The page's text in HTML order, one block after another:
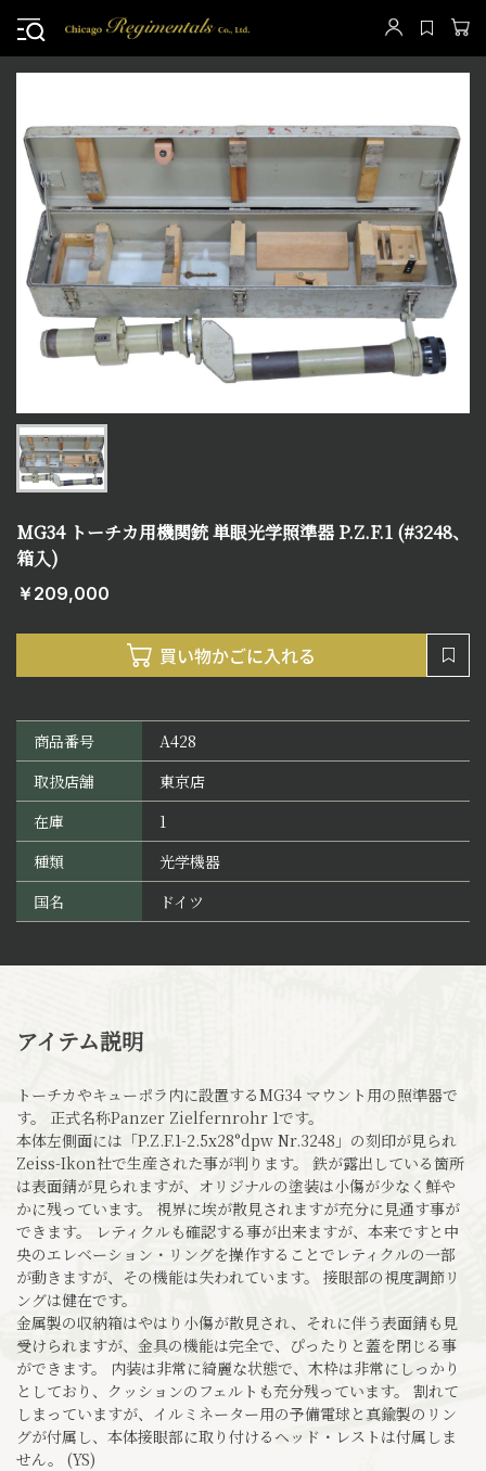
MG34 トーチカ用機関銃 単眼光学照準器 P.Z.F.1 (#3248、
箱入)
￥209,000
商品番号
A428
取扱店舗
東京店
在庫
1
種類
光学機器
国名
ドイツ
アイテム説明
トーチカやキューポラ内に設置するMG34 マウント用の照準器で
す。 正式名称Panzer Zielfernrohr 1です。
本体左側面には「P.Z.F.1-2.5x28°dpw Nr.3248」の刻印が見られ
Zeiss-Ikon社で生産された事が判ります。 鉄が露出している箇所
は表面錆が見られますが、オリジナルの塗装は小傷が少なく鮮や
かに残っています。 視界に埃が散見されますが充分に見通す事が
できます。 レティクルも確認する事が出来ますが、本来ですと中
央のエレベーション・リングを操作することでレティクルの一部
が動きますが、その機能は失われています。 接眼部の視度調節リ
ングは健在です。
金属製の収納箱はやはり小傷が散見され、それに伴う表面錆も見
受けられますが、金具の機能は完全で、ぴったりと蓋を閉じる事
ができます。 内装は非常に綺麗な状態で、木枠は非常にしっかり
としており、クッションのフェルトも充分残っています。 割れて
しまっていますが、イルミネーター用の予備電球と真鍮製のリン
グが付属し、本体接眼部に取り付けるヘッド・レストは付属しま
せん。 (YS)